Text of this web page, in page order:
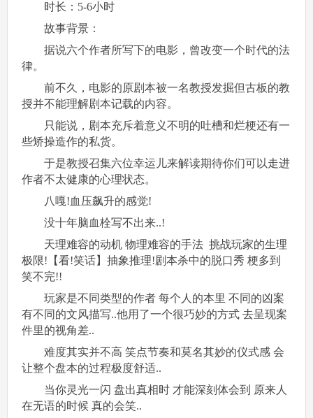
时长：5-6小时
故事背景：
据说六个作者所写下的电影，曾改变一个时代的法
律。
前不久，电影的原剧本被一名教授发掘但古板的教
授并不能理解剧本记载的内容。
只能说，剧本充斥着意义不明的吐槽和烂梗还有一
些矫操造作的私货。
于是教授召集六位幸运儿来解读期待你们可以走进
作者不太健康的心理状态。
八嘎!血压飙升的感觉!
没十年脑血栓写不出来..!
天理难容的动机 物理难容的手法 挑战玩家的生理
极限!【看!笑话】抽象推理!剧本杀中的脱口秀 梗多到
笑不完!!
玩家是不同类型的作者 每个人的本里 不同的凶案
有不同的文风描写..他用了一个很巧妙的方式 去呈现案
件里的视角差..
难度其实并不高 笑点节奏和莫名其妙的仪式感 会
让整个盘本的过程极度舒适..
当你灵光一闪 盘出真相时 才能深刻体会到 原来人
在无语的时候 真的会笑..